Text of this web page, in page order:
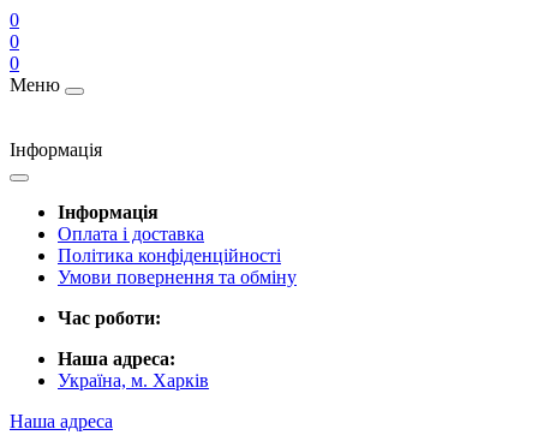
0
0
0
Меню
Інформація
Інформація
Оплата і доставка
Політика конфіденційності
Умови повернення та обміну
Час роботи:
Наша адреса:
Україна, м. Харків
Наша адреса